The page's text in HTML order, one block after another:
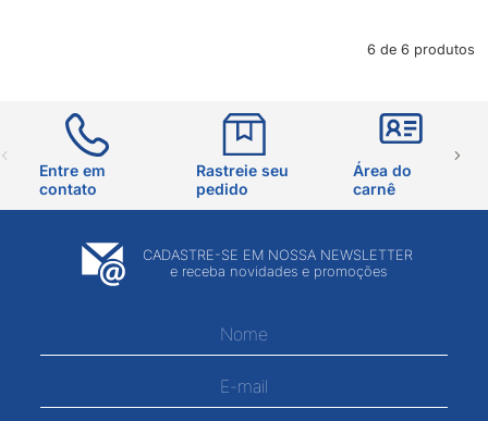
6 de 6 produtos
Entre em
contato
Rastreie seu
pedido
Área do
carnê
CADASTRE-SE EM NOSSA NEWSLETTER
e receba novidades e promoções